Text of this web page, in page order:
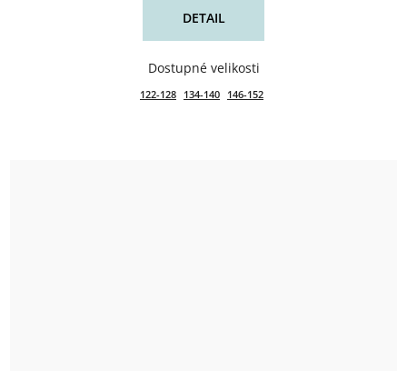
DETAIL
122-128 134-140 146-152